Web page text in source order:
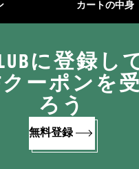
カートの中身
に登録し
クーポンを
ろう
無料登録